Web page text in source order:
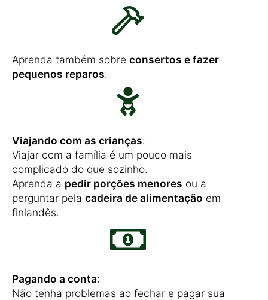
Aprenda também sobre consertos e fazer
pequenos reparos.
Viajando com as crianças:
Viajar com a família é um pouco mais
complicado do que sozinho.
Aprenda a pedir porções menores ou a
perguntar pela cadeira de alimentação em
finlandês.
Pagando a conta:
Não tenha problemas ao fechar e pagar sua